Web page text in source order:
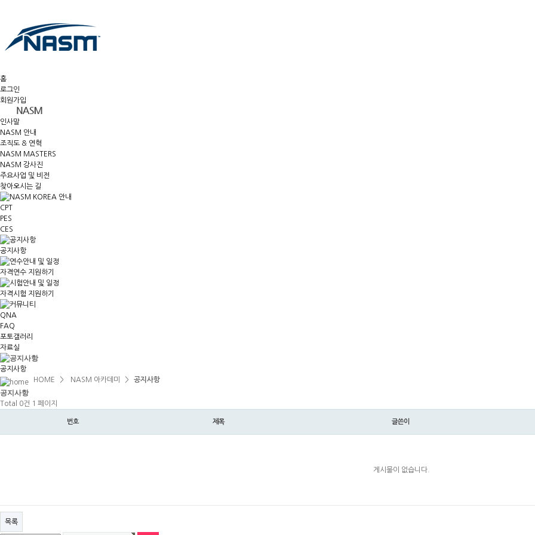
홈
로그인
회원가입
인사말
NASM 안내
조직도 & 연혁
NASM MASTERS
NASM 강사진
주요사업 및 비전
찾아오시는 길
CPT
PES
CES
공지사항
자격연수 지원하기
자격시험 지원하기
QNA
FAQ
포토갤러리
자료실
공지사항
HOME
> NASM 아카데미 > 공지사항
공지 사항
Total 0건 1 페이지
번호 제목 글쓴이
게시물이 없습니다.
목록